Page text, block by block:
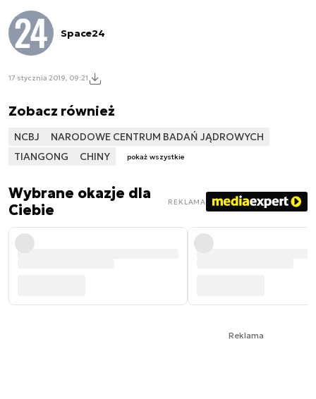
Space24
17 stycznia 2019, 09:21
Zobacz również
NCBJ
NARODOWE CENTRUM BADAŃ JĄDROWYCH
TIANGONG
CHINY pokaż wszystkie
Wybrane okazje dla
Ciebie
REKLAMA
Reklama